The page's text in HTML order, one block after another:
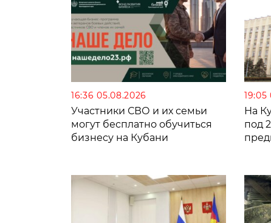
16:36 05.08.2026
Участники СВО и их семьи
могут бесплатно обучиться
бизнесу на Кубани
19:05
На
под